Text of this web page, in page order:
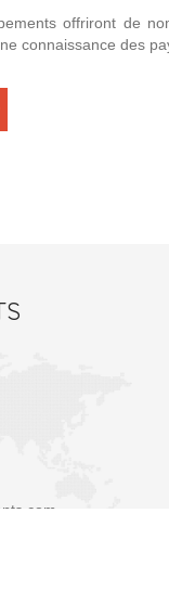
offriront de
connaissance des